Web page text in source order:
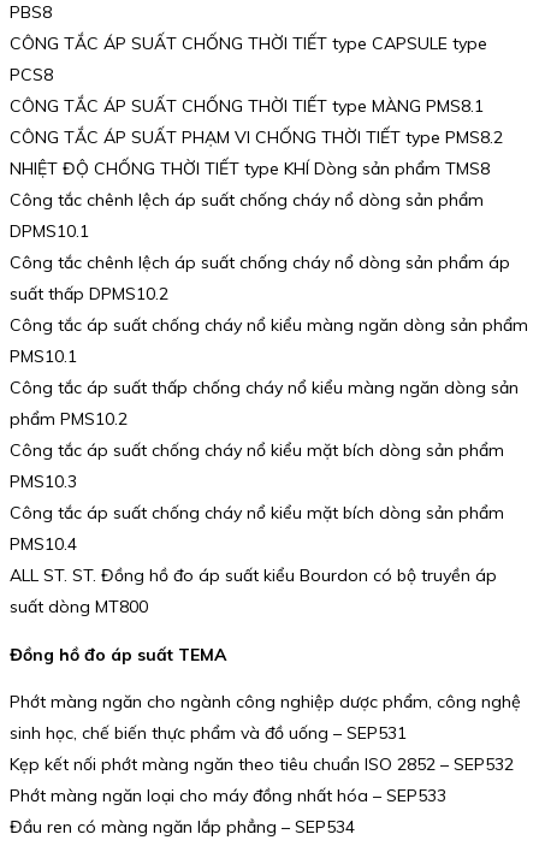
PBS8
CÔNG TẮC ÁP SUẤT CHỐNG THỜI TIẾT type CAPSULE type
PCS8
CÔNG TẮC ÁP SUẤT CHỐNG THỜI TIẾT type MÀNG PMS8.1
CÔNG TẮC ÁP SUẤT PHẠM VI CHỐNG THỜI TIẾT type PMS8.2
NHIỆT ĐỘ CHỐNG THỜI TIẾT type KHÍ Dòng sản phẩm TMS8
Công tắc chênh lệch áp suất chống cháy nổ dòng sản phẩm
DPMS10.1
Công tắc chênh lệch áp suất chống cháy nổ dòng sản phẩm áp
suất thấp DPMS10.2
Công tắc áp suất chống cháy nổ kiểu màng ngăn dòng sản phẩm
PMS10.1
Công tắc áp suất thấp chống cháy nổ kiểu màng ngăn dòng sản
phẩm PMS10.2
Công tắc áp suất chống cháy nổ kiểu mặt bích dòng sản phẩm
PMS10.3
Công tắc áp suất chống cháy nổ kiểu mặt bích dòng sản phẩm
PMS10.4
ALL ST. ST. Đồng hồ đo áp suất kiểu Bourdon có bộ truyền áp
suất dòng MT800
Đồng hồ đo áp suất TEMA
Phớt màng ngăn cho ngành công nghiệp dược phẩm, công nghệ
sinh học, chế biến thực phẩm và đồ uống – SEP531
Kẹp kết nối phớt màng ngăn theo tiêu chuẩn ISO 2852 – SEP532
Phớt màng ngăn loại cho máy đồng nhất hóa – SEP533
Đầu ren có màng ngăn lắp phẳng – SEP534